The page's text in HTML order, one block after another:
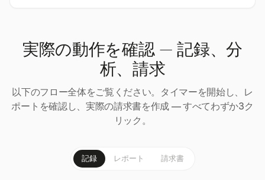
実際の動作を確認 — 記録、分
析、請求
以下のフロー全体をご覧ください。タイマーを開始し、レ
ポートを確認し、実際の請求書を作成 — すべてわずか3ク
リック。
記録 レポート 請求書